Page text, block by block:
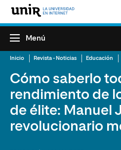
Menú
Inicio Revista - Noticias Educación
Cómo saberlo
rendimiento de
de élite: Manuel
revolucionario